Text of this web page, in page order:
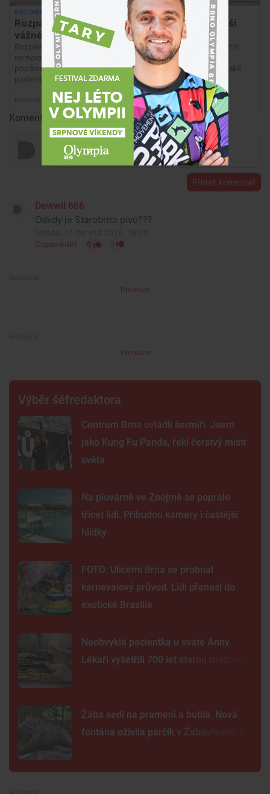
Komentáře
Přidat komentář
Dewwil 666
Odkdy je Starobrno pivo???
Odpovědět
6 1
Premium
Premium
Výběr šéfredaktora
Centrum Brna ovládli šermíři. Jsem
jako Kung Fu Panda, řekl čerstvý mistr
světa
Na plovárně ve Znojmě se popralo
třicet lidí. Přibudou kamery i častější
hlídky
FOTO: Ulicemi Brna se prohnal
karnevalový průvod. Lidi přenesl do
exotické Brazílie
Neobvyklá pacientka u svaté Anny.
Lékaři vyšetřili 700 let starou madonu
Žába sedí na prameni a bublá. Nová
fontána oživila parčík v Žabovřeskách